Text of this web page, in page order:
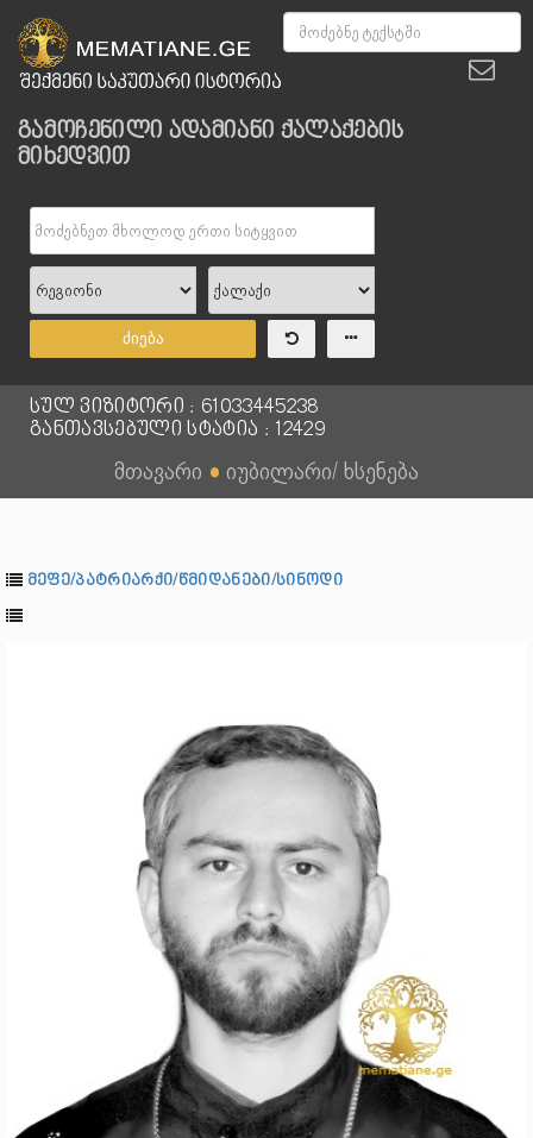
გამოჩენილი ადამიანი ქალაქების
მიხედვით
ძიება
სულ ვიზიტორი : 61033445238
განთავსებული სტატია : 12429
მთავარი ● იუბილარი/ ხსენება
მეფე/პატრიარქი/წმიდანები/სინოდი